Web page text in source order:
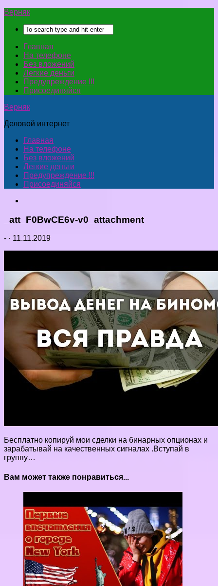
Верняк
Главная
На телефоне
Без вложений
Легкие деньги
Предупреждение !!!
Присоединяйся
Верняк
Деловой интернет
Главная
На телефоне
Без вложений
Легкие деньги
Предупреждение !!!
Присоединяйся
_att_F0BwCE6v-v0_attachment
- · 11.11.2019
Бесплатно копируй мои сделки на бинарных опционах и
зарабатывай на качественных сигналах .Вступай в
группу…
Вам может также понравиться...